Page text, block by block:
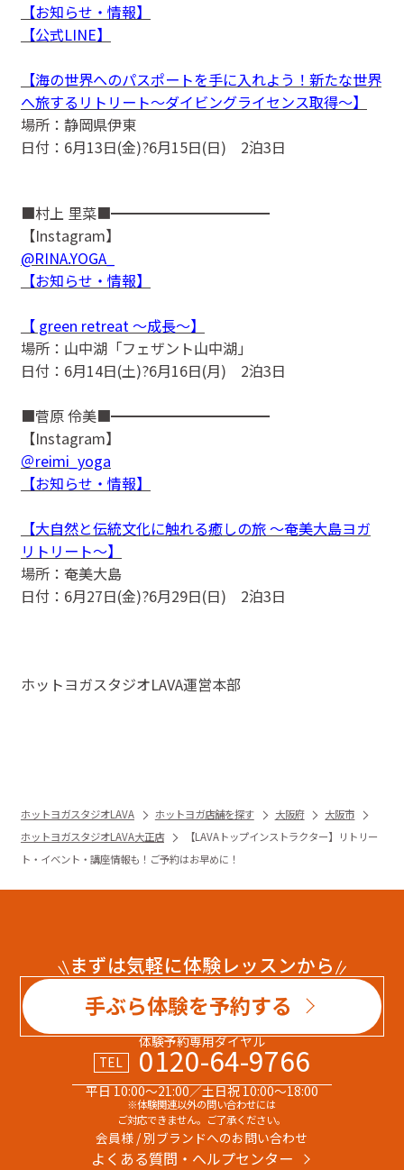
【お知らせ・情報】
【公式LINE】
【海の世界へのパスポートを手に入れよう！新たな世界
へ旅するリトリート〜ダイビングライセンス取得〜】
場所：静岡県伊東
日付：6月13日(金)?6月15日(日) 2泊3日
■村上 里菜■━━━━━━━━━━━
【Instagram】
@RINA.YOGA_
【お知らせ・情報】
【 green retreat 〜成長〜】
場所：山中湖「フェザント山中湖」
日付：6月14日(土)?6月16日(月) 2泊3日
■菅原 伶美■━━━━━━━━━━━
【Instagram】
＠reimi_yoga
【お知らせ・情報】
【大自然と伝統文化に触れる癒しの旅 ～奄美大島ヨガ
リトリート～】
場所：奄美大島
日付：6月27日(金)?6月29日(日) 2泊3日
ホットヨガスタジオLAVA運営本部
ホットヨガスタジオLAVA ホットヨガ店舗を探す 大阪府
大阪市
ホットヨガスタジオLAVA大正店
【LAVAトップインストラクター】リトリー
ト・イベント・講座情報も！ご予約はお早めに！
まずは気軽に体験レッスンから
手ぶら体験を予約する
体験予約専用ダイヤル
TEL
0120-64-9766
平日 10:00～21:00／土日祝 10:00～18:00
※体験関連以外の問い合わせには
ご対応できません。ご了承ください。
会員様 / 別ブランドへのお問い合わせ
よくある質問・へルプセンター